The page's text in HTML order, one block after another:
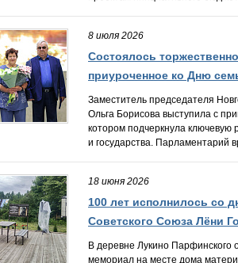
кафедры юридических наук
С 2009 по 2010 год - руководитель
директор ООО "Сады Старой Руссы".
письмом губернатора Новгородской области
зарождения Российской государственности
губернатора Новгородской области
Правительства Новгородской области
8 июля 2026
Состоялось
приуроченное ко Дню
Заместитель председателя
Ольга Борисова выступила с
котором подчеркнула ключевую
и государства. Парламентарий
18 июня 2026
100 лет исполнилось со
Советского Союза Лёни
В деревне Лукино Парфинского
мемориал на месте дома